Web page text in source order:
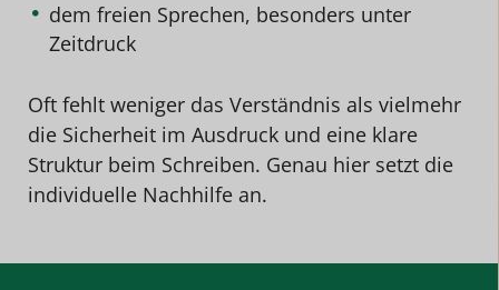
dem freien Sprechen, besonders unter
Zeitdruck
Oft fehlt weniger das Verständnis als vielmehr
die Sicherheit im Ausdruck und eine klare
Struktur beim Schreiben. Genau hier setzt die
individuelle Nachhilfe an.